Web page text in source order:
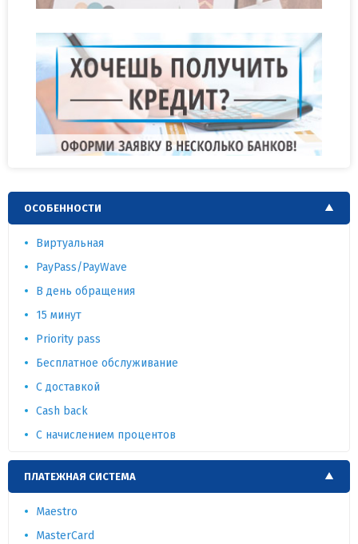
ОСОБЕННОСТИ
Виртуальная
PayPass/PayWave
В день обращения
15 минут
Priority pass
Бесплатное обслуживание
С доставкой
Cash back
С начислением процентов
ПЛАТЕЖНАЯ СИСТЕМА
Maestro
MasterCard